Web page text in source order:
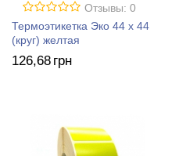
Отзывы: 0
Термоэтикетка Эко 44 x 44
(круг) желтая
126,68 грн